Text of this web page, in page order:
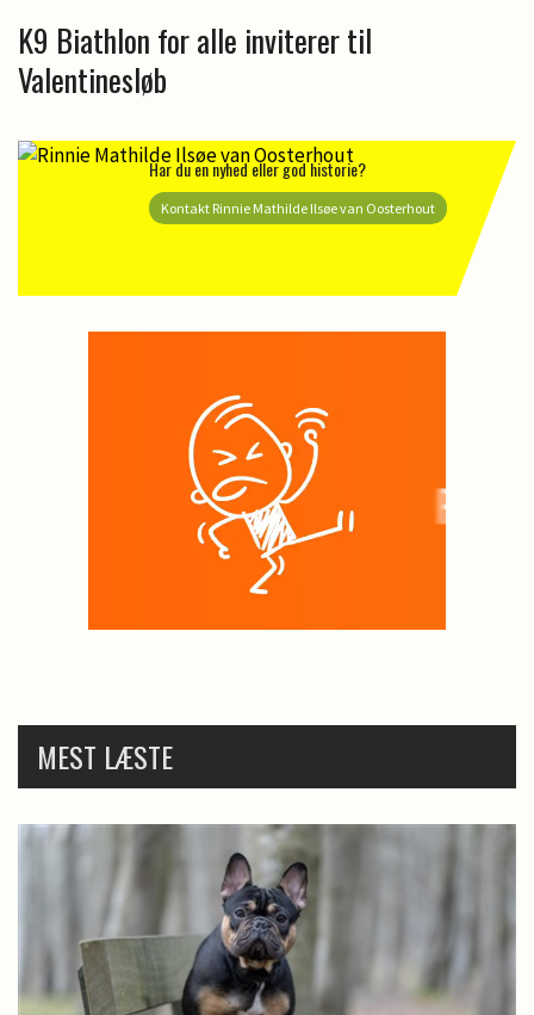
K9 Biathlon for alle inviterer til
Valentinesløb
Har du en nyhed eller god historie?
Kontakt Rinnie Mathilde Ilsøe van Oosterhout
MEST LÆSTE